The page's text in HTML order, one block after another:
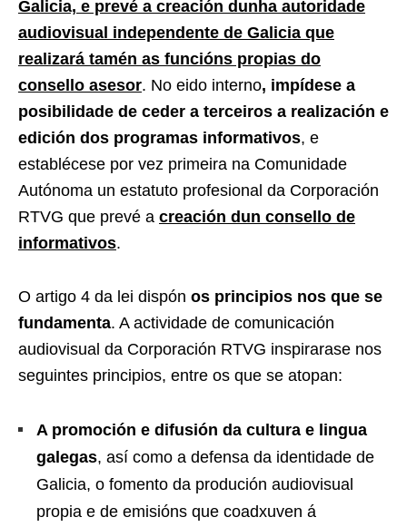
Galicia, e prevé a creación dunha autoridade
audiovisual independente de Galicia que
realizará tamén as funcións propias do
consello asesor. No eido interno, impídese a
posibilidade de ceder a terceiros a realización e
edición dos programas informativos, e
establécese por vez primeira na Comunidade
Autónoma un estatuto profesional da Corporación
RTVG que prevé a creación dun consello de
informativos.
O artigo 4 da lei dispón os principios nos que se
fundamenta. A actividade de comunicación
audiovisual da Corporación RTVG inspirarase nos
seguintes principios, entre os que se atopan:
A promoción e difusión da cultura e lingua
galegas, así como a defensa da identidade de
Galicia, o fomento da produción audiovisual
propia e de emisións que coadxuven á